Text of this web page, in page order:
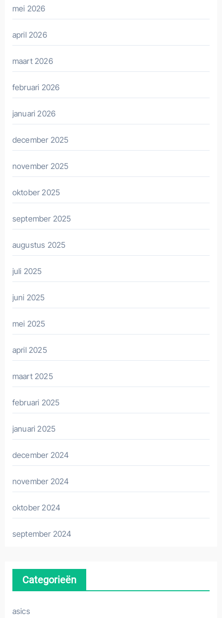
mei 2026
april 2026
maart 2026
februari 2026
januari 2026
december 2025
november 2025
oktober 2025
september 2025
augustus 2025
juli 2025
juni 2025
mei 2025
april 2025
maart 2025
februari 2025
januari 2025
december 2024
november 2024
oktober 2024
september 2024
Categorieën
asics